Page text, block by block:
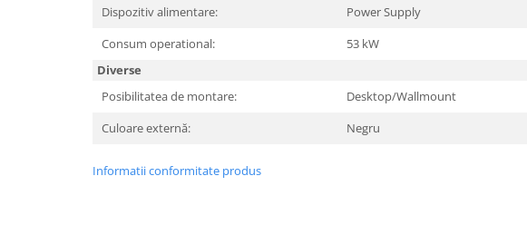
Televizoare & accesorii
Multiboard & Accessorii
Dispozitiv alimentare:
Power Supply
Consum operational:
53 kW
Diverse
Posibilitatea de montare:
Desktop/Wallmount
Culoare externă:
Negru
Informatii conformitate produs